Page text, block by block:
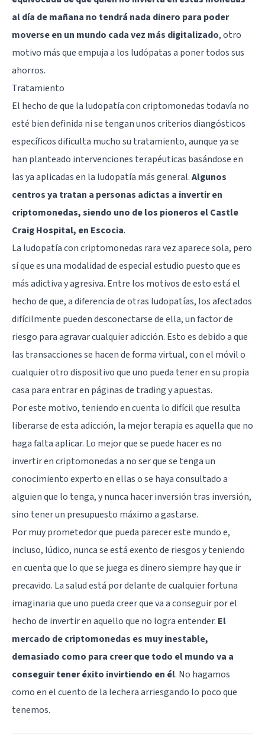
al día de mañana no tendrá nada dinero para poder
moverse en un mundo cada vez más digitalizado, otro
motivo más que empuja a los ludópatas a poner todos sus
ahorros.
Tratamiento
El hecho de que la ludopatía con criptomonedas todavía no
esté bien definida ni se tengan unos criterios diangósticos
específicos dificulta mucho su tratamiento, aunque ya se
han planteado intervenciones terapéuticas basándose en
las ya aplicadas en la ludopatía más general.Algunos
centros ya tratan a personas adictas a invertir en
criptomonedas, siendo uno de los pioneros el Castle
Craig Hospital, en Escocia.
La ludopatía con criptomonedas rara vez aparece sola, pero
sí que es una modalidad de especial estudio puesto que es
más adictiva y agresiva. Entre los motivos de esto está el
hecho de que, a diferencia de otras ludopatías, los afectados
difícilmente pueden desconectarse de ella, un factor de
riesgo para agravar cualquier adicción. Esto es debido a que
las transacciones se hacen de forma virtual, con el móvil o
cualquier otro dispositivo que uno pueda tener en su propia
casa para entrar en páginas de trading y apuestas.
Por este motivo, teniendo en cuenta lo difícil que resulta
liberarse de esta adicción, la mejor terapia es aquella que no
haga falta aplicar. Lo mejor que se puede hacer es no
invertir en criptomonedas a no ser que se tenga un
conocimiento experto en ellas o se haya consultado a
alguien que lo tenga, y nunca hacer inversión tras inversión,
sino tener un presupuesto máximo a gastarse.
Por muy prometedor que pueda parecer este mundo e,
incluso, lúdico, nunca se está exento de riesgos y teniendo
en cuenta que lo que se juega es dinero siempre hay que ir
precavido. La salud está por delante de cualquier fortuna
imaginaria que uno pueda creer que va a conseguir por el
hecho de invertir en aquello que no logra entender. El
mercado de criptomonedas es muy inestable,
demasiado como para creer que todo el mundo va a
conseguir tener éxito invirtiendo en él. No hagamos
como en el cuento de la lechera arriesgando lo poco que
tenemos.